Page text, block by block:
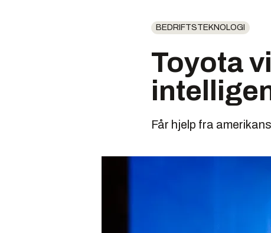
BEDRIFTSTEKNOLOGI
Toyota
Får hjelp fra